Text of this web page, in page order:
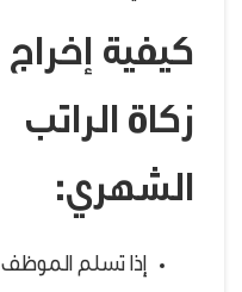
كيفية إخراج
زكاة الراتب
الشهري:
إذا تسلم الموظف